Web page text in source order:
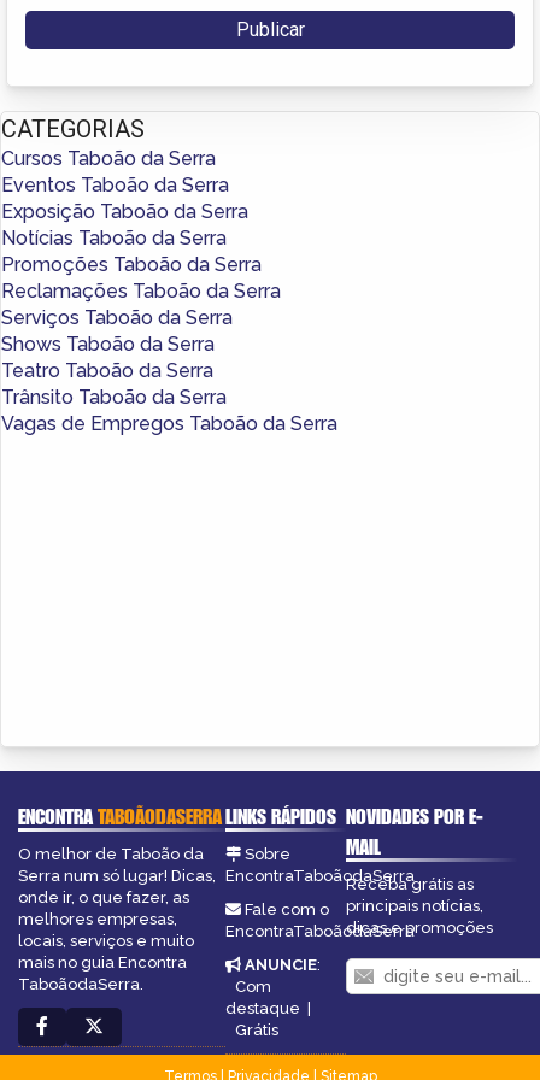
CATEGORIAS
Cursos Taboão da Serra
Eventos Taboão da Serra
Exposição Taboão da Serra
Notícias Taboão da Serra
Promoções Taboão da Serra
Reclamações Taboão da Serra
Serviços Taboão da Serra
Shows Taboão da Serra
Teatro Taboão da Serra
Trânsito Taboão da Serra
Vagas de Empregos Taboão da Serra
ENCONTRATABOÃODASERRA
O melhor de Taboão da
Serra num só lugar! Dicas,
onde ir, o que fazer, as
melhores empresas,
locais, serviços e muito
mais no guia Encontra
TaboãodaSerra.
LINKS RÁPIDOS
Sobre
EncontraTaboãodaSerra
Fale com o
EncontraTaboãodaSerra
ANUNCIE:
Com
destaque
Grátis
NOVIDADES POR E-
MAIL
Receba grátis as
principais notícias,
dicas e promoções
Termos| Privacidade
Sitemap